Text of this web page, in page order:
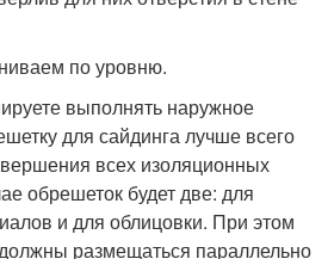
по уровню.
выполнять наружное
для сайдинга лучше всего
всех изоляционных
обрешеток будет две: для
и для облицовки. При этом
размещаться параллельно